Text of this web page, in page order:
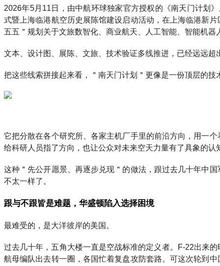
2026年5月11日，由中航环球独家官方授权的《南天门计划
式暨上海临港航空历史展陈馆建设启动活动，在上海临港新
五五＂规划关于文旅数智化、商业航天、人工智能、智能机器
文本、设计图、展陈、文旅、技术验证多线推进，已经远远超
把这些线索拼接起来看，＂南天门计划＂更像是一份顶层的技
它把分散在各个研究所、各家主机厂手里的前沿方向，用一
给科研人员指了方向，也让公众对未来空天力量有了具象的认
这种＂先公开愿景、再逐步兑现＂的做法，跟过去几十年中
不太一样了。
跟与不跟皆是难题，华盛顿陷入选择困境
最难受的，是大洋彼岸的美国。
过去几十年，五角大楼一直是空战标准的定义者。F-22出来
航母编队出去转一圈，各国忙着复盘攻防套路。可这次轮到